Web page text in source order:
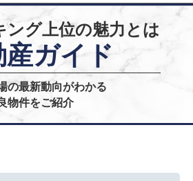
グ上位の魅力とは
ガイド
の最新動向がわかる
・おすすめの優良物件をご紹介